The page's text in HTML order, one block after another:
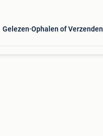
Gelezen Ophalen of Verzenden